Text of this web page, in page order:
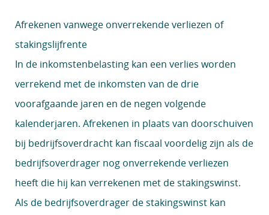
Afrekenen vanwege onverrekende verliezen of
stakingslijfrente
In de inkomstenbelasting kan een verlies worden
verrekend met de inkomsten van de drie
voorafgaande jaren en de negen volgende
kalenderjaren. Afrekenen in plaats van doorschuiven
bij bedrijfsoverdracht kan fiscaal voordelig zijn als de
bedrijfsoverdrager nog onverrekende verliezen
heeft die hij kan verrekenen met de stakingswinst.
Als de bedrijfsoverdrager de stakingswinst kan